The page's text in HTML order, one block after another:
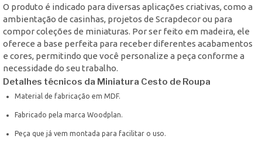
O produto é indicado para diversas aplicações criativas, como a
ambientação de casinhas, projetos de Scrapdecor ou para
compor coleções de miniaturas. Por ser feito em madeira, ele
oferece a base perfeita para receber diferentes acabamentos
e cores, permitindo que você personalize a peça conforme a
necessidade do seu trabalho.
Detalhes técnicos da Miniatura Cesto de Roupa
Material de fabricação em MDF.
Fabricado pela marca Woodplan.
Peça que já vem montada para facilitar o uso.